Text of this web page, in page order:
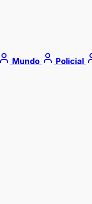
Mundo Policial